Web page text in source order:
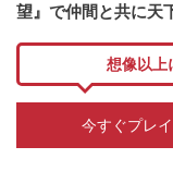
望』で仲間と共に天
想像以上
今すぐプレイ